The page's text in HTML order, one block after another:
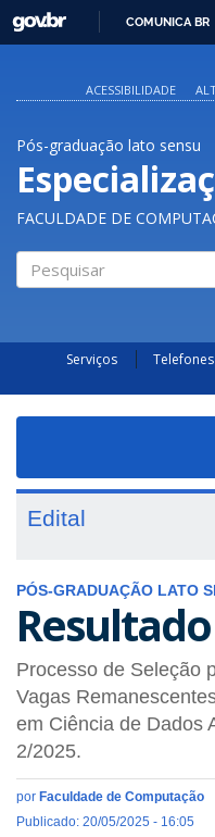
GOVBR
COMUNICA BR
ACESSIBILIDADE
Pós-graduação lato sensu
FACULDADE DE
Serviços Telefones
Edital
PÓS-GRADUAÇÃO LATO
Processo de Seleção
Vagas
em Ciência de Dados
2/2025.
por Faculdade de Computação
Publicado: 20/05/2025 - 16:05